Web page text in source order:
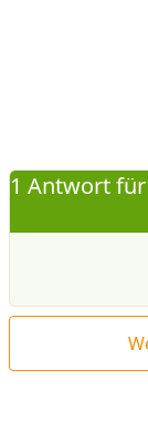
1 Antwort